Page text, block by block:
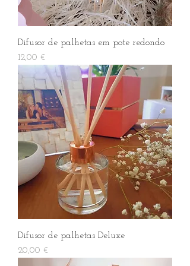
Difusor de palhetas em pote redondo
Preço
12,00 €
Difusor de palhetas Deluxe
Preço
20,00 €